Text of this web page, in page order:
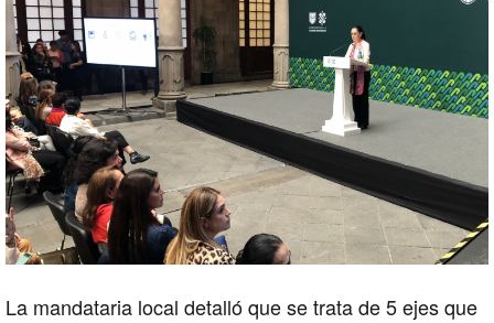
La mandataria local detalló que se trata de 5 ejes que